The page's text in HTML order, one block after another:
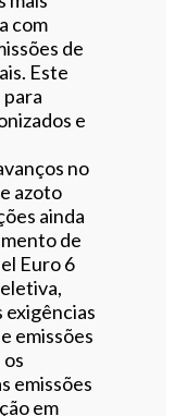
com
de
Este
e
no
azoto
ainda
de
Euro 6
exigências
emissões
emissões
em